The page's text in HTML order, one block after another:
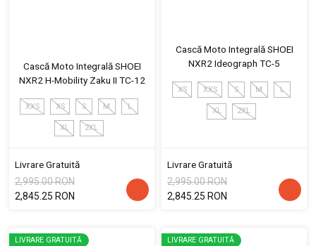
Cască Moto Integrală SHOEI
NXR2 H-Mobility Zaku II TC-12
XXS XS S M L
XL 2XL
Livrare Gratuită
2,995.00 RON
2,845.25 RON
Cască Moto Integrală SHOEI
NXR2 Ideograph TC-5
XS XXS S M L
XL 2XL
Livrare Gratuită
2,995.00 RON
2,845.25 RON
LIVRARE GRATUITĂ
LIVRARE GRATUITĂ